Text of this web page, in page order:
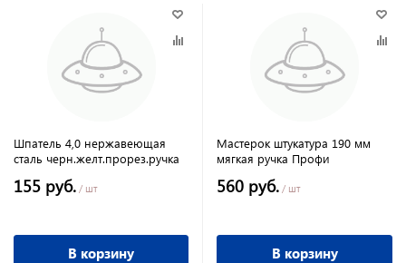
Шпатель 4,0 нержавеющая
сталь черн.желт.прорез.ручка
155 руб. / шт
В корзину
Мастерок штукатура 190 мм
мягкая ручка Профи
560 руб. / шт
В корзину